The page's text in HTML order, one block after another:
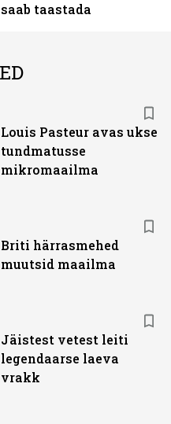
saab taastada
Louis Pasteur avas ukse
tundmatusse
mikromaailma
Briti härrasmehed
muutsid maailma
Jäistest vetest leiti
legendaarse laeva
vrakk